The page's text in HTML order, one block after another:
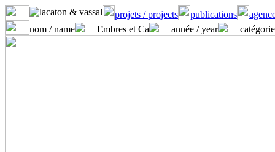
projets / projects publications
nom / name
Embres et Ca année / year